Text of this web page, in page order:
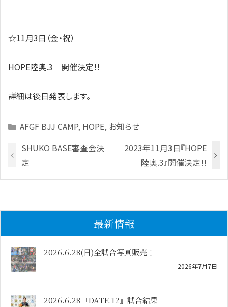
☆11月3日（金・祝）
HOPE陸奥.3 開催決定!!
詳細は後日発表します。
Categories
AFGF BJJ CAMP, HOPE, お知らせ
SHUKO BASE審査会決
定
2023年11月3日『HOPE
陸奥.3』開催決定!!
最新情報
2026.6.28(日)全試合写真販売！
2026年7月7日
2026.6.28『DATE.12』試合結果